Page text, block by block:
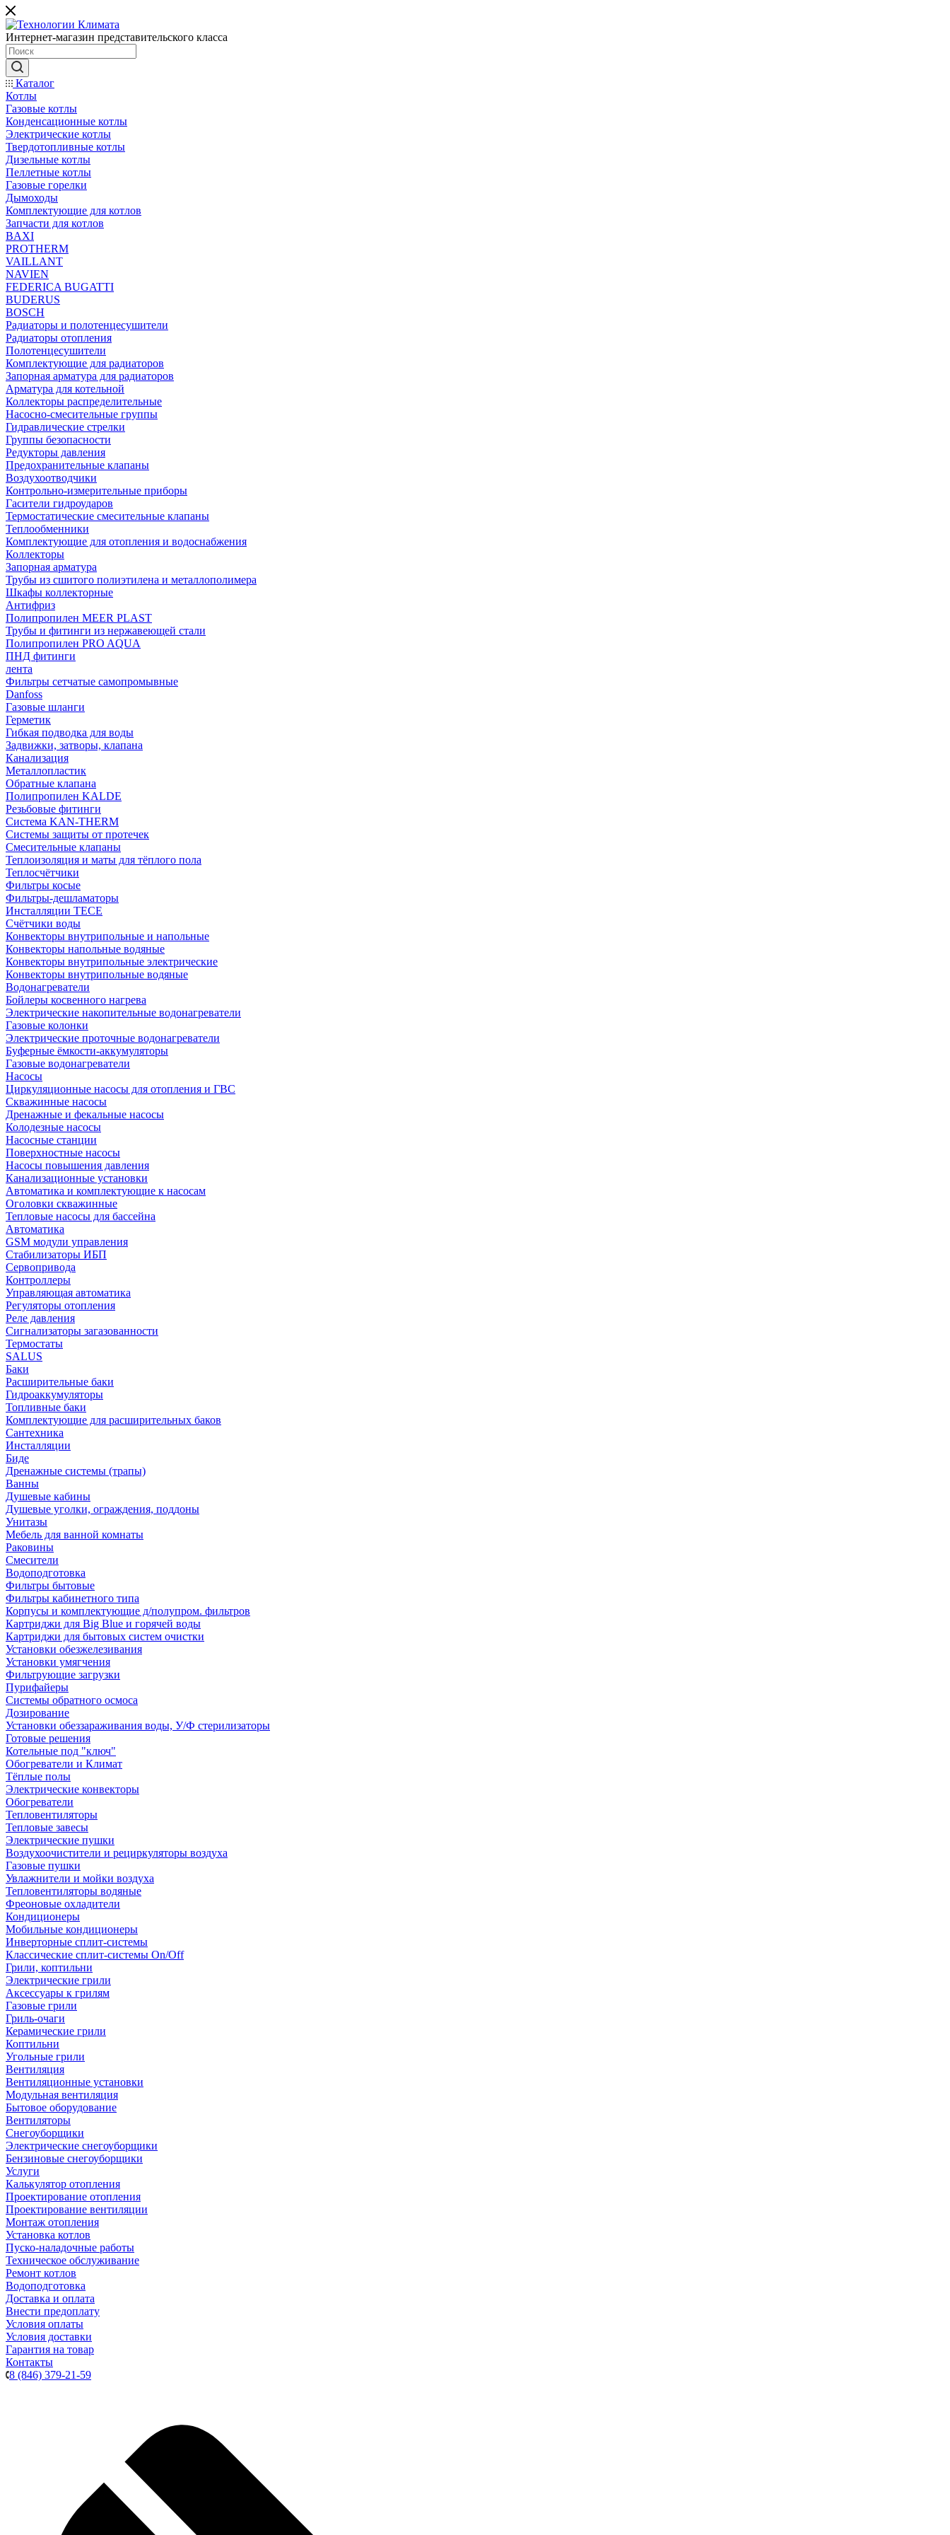
Интернет-магазин представительского класса
Каталог
Котлы
Газовые котлы
Конденсационные котлы
Электрические котлы
Твердотопливные котлы
Дизельные котлы
Пеллетные котлы
Газовые горелки
Дымоходы
Комплектующие для котлов
Запчасти для котлов
BAXI
PROTHERM
VAILLANT
NAVIEN
FEDERICA BUGATTI
BUDERUS
BOSCH
Радиаторы и полотенцесушители
Радиаторы отопления
Полотенцесушители
Комплектующие для радиаторов
Запорная арматура для радиаторов
Арматура для котельной
Коллекторы распределительные
Насосно-смесительные группы
Гидравлические стрелки
Группы безопасности
Редукторы давления
Предохранительные клапаны
Воздухоотводчики
Контрольно-измерительные приборы
Гасители гидроударов
Термостатические смесительные клапаны
Теплообменники
Комплектующие для отопления и водоснабжения
Коллекторы
Запорная арматура
Трубы из сшитого полиэтилена и металлополимера
Шкафы коллекторные
Антифриз
Полипропилен MEER PLAST
Трубы и фитинги из нержавеющей стали
Полипропилен PRO AQUA
ПНД фитинги
лента
Фильтры сетчатые самопромывные
Danfoss
Газовые шланги
Герметик
Гибкая подводка для воды
Задвижки, затворы, клапана
Канализация
Металлопластик
Обратные клапана
Полипропилен KALDE
Резьбовые фитинги
Система KAN-THERM
Системы защиты от протечек
Смесительные клапаны
Теплоизоляция и маты для тёплого пола
Теплосчётчики
Фильтры косые
Фильтры-дешламаторы
Инсталляции TECE
Счётчики воды
Конвекторы внутрипольные и напольные
Конвекторы напольные водяные
Конвекторы внутрипольные электрические
Конвекторы внутрипольные водяные
Водонагреватели
Бойлеры косвенного нагрева
Электрические накопительные водонагреватели
Газовые колонки
Электрические проточные водонагреватели
Буферные ёмкости-аккумуляторы
Газовые водонагреватели
Насосы
Циркуляционные насосы для отопления и ГВС
Скважинные насосы
Дренажные и фекальные насосы
Колодезные насосы
Насосные станции
Поверхностные насосы
Насосы повышения давления
Канализационные установки
Автоматика и комплектующие к насосам
Оголовки скважинные
Тепловые насосы для бассейна
Автоматика
GSM модули управления
Стабилизаторы ИБП
Сервопривода
Контроллеры
Управляющая автоматика
Регуляторы отопления
Реле давления
Сигнализаторы загазованности
Термостаты
SALUS
Баки
Расширительные баки
Гидроаккумуляторы
Топливные баки
Комплектующие для расширительных баков
Сантехника
Инсталляции
Биде
Дренажные системы (трапы)
Ванны
Душевые кабины
Душевые уголки, ограждения, поддоны
Унитазы
Мебель для ванной комнаты
Раковины
Смесители
Водоподготовка
Фильтры бытовые
Фильтры кабинетного типа
Корпусы и комплектующие д/полупром. фильтров
Картриджи для Big Blue и горячей воды
Картриджи для бытовых систем очистки
Установки обезжелезивания
Установки умягчения
Фильтрующие загрузки
Пурифайеры
Системы обратного осмоса
Дозирование
Установки обеззараживания воды, У/Ф стерилизаторы
Готовые решения
Котельные под "ключ"
Обогреватели и Климат
Тёплые полы
Электрические конвекторы
Обогреватели
Тепловентиляторы
Тепловые завесы
Электрические пушки
Воздухоочистители и рециркуляторы воздуха
Газовые пушки
Увлажнители и мойки воздуха
Тепловентиляторы водяные
Фреоновые охладители
Кондиционеры
Мобильные кондиционеры
Инверторные сплит-системы
Классические сплит-системы On/Off
Грили, коптильни
Электрические грили
Аксессуары к грилям
Газовые грили
Гриль-очаги
Керамические грили
Коптильни
Угольные грили
Вентиляция
Вентиляционные установки
Модульная вентиляция
Бытовое оборудование
Вентиляторы
Снегоуборщики
Электрические снегоуборщики
Бензиновые снегоуборщики
Услуги
Калькулятор отопления
Проектирование отопления
Проектирование вентиляции
Монтаж отопления
Установка котлов
Пуско-наладочные работы
Техническое обслуживание
Ремонт котлов
Водоподготовка
Доставка и оплата
Внести предоплату
Условия оплаты
Условия доставки
Гарантия на товар
Контакты
8 (846) 379-21-59